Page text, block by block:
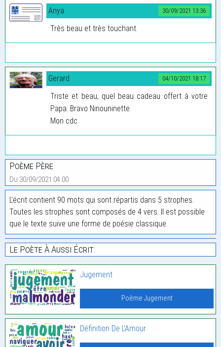
30/09/2021 13:36
Anya
Très beau et très touchant.
04/10/2021 18:17
Gerard
Triste et beau, quel beau cadeau offert à votre
Papa. Bravo Ninouninette.
Mon cdc.
Poème Père
Du 30/09/2021 04:00
L'écrit contient 90 mots qui sont répartis dans 5 strophes.
Toutes les strophes sont composés de 4 vers. Il est possible
que le texte suive une forme de poésie classique.
Le Poète À Aussi Écrit:
Jugement
Poème Jugement
Définition De L’Amour